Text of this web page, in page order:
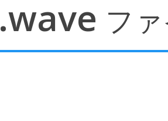
.wave フ